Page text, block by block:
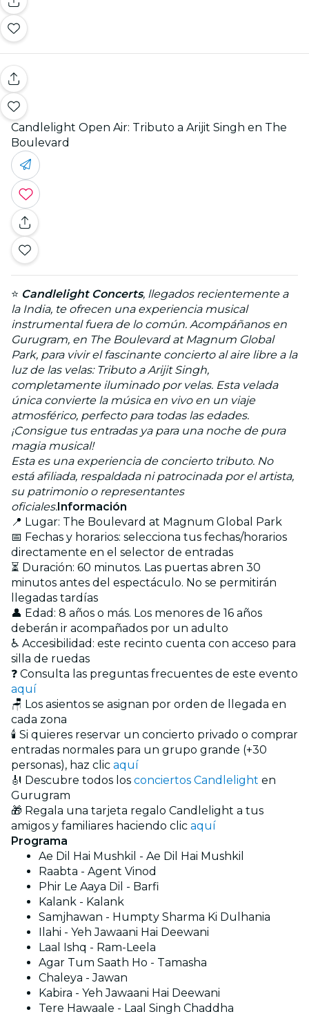
Candlelight Open Air: Tributo a Arijit Singh en The
Boulevard
⭐ Candlelight Concerts, llegados recientemente a
la India, te ofrecen una experiencia musical
instrumental fuera de lo común. Acompáñanos en
Gurugram, en The Boulevard at Magnum Global
Park, para vivir el fascinante concierto al aire libre a la
luz de las velas: Tributo a Arijit Singh,
completamente iluminado por velas. Esta velada
única convierte la música en vivo en un viaje
atmosférico, perfecto para todas las edades.
¡Consigue tus entradas ya para una noche de pura
magia musical!
Esta es una experiencia de concierto tributo. No
está afiliada, respaldada ni patrocinada por el artista,
su patrimonio o representantes
oficiales.Información
📍 Lugar: The Boulevard at Magnum Global Park
📅 Fechas y horarios: selecciona tus fechas/horarios
directamente en el selector de entradas
⏳ Duración: 60 minutos. Las puertas abren 30
minutos antes del espectáculo. No se permitirán
llegadas tardías
👤 Edad: 8 años o más. Los menores de 16 años
deberán ir acompañados por un adulto
♿ Accesibilidad: este recinto cuenta con acceso para
silla de ruedas
❓ Consulta las preguntas frecuentes de este evento
aquí
🪑 Los asientos se asignan por orden de llegada en
cada zona
🕯️ Si quieres reservar un concierto privado o comprar
entradas normales para un grupo grande (+30
personas), haz clic aquí
🎻 Descubre todos los conciertos Candlelight en
Gurugram
🎁 Regala una tarjeta regalo Candlelight a tus
amigos y familiares haciendo clic aquí
Programa
Ae Dil Hai Mushkil - Ae Dil Hai Mushkil
Raabta - Agent Vinod
Phir Le Aaya Dil - Barfi
Kalank - Kalank
Samjhawan - Humpty Sharma Ki Dulhania
Ilahi - Yeh Jawaani Hai Deewani
Laal Ishq - Ram-Leela
Agar Tum Saath Ho - Tamasha
Chaleya - Jawan
Kabira - Yeh Jawaani Hai Deewani
Tere Hawaale - Laal Singh Chaddha